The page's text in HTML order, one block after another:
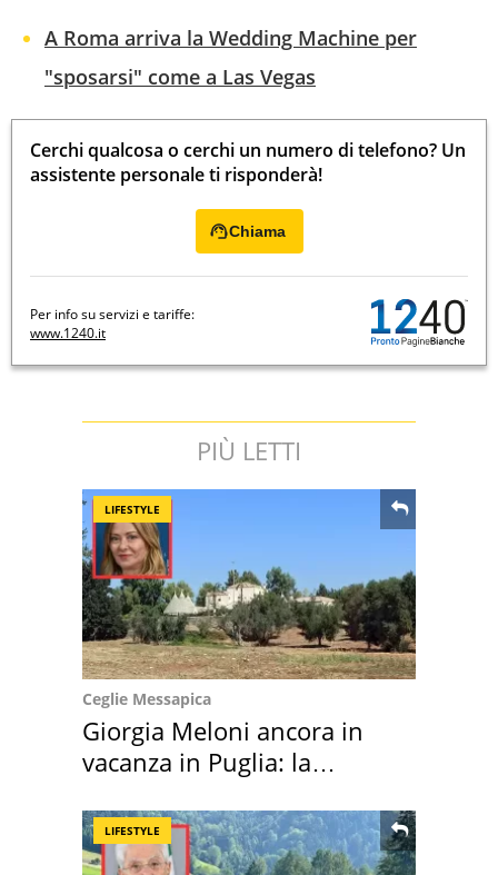
A Roma arriva la Wedding Machine per
"sposarsi" come a Las Vegas
Cerchi qualcosa o cerchi un numero di telefono? Un
assistente personale ti risponderà!
Chiama
Per info su servizi e tariffe:
www.1240.it
PIÙ LETTI
LIFESTYLE
Ceglie Messapica
Giorgia Meloni ancora in
vacanza in Puglia: la
LIFESTYLE